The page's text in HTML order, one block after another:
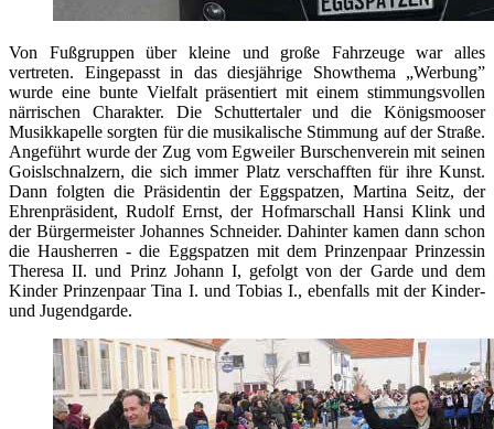
Von Fußgruppen über kleine und große Fahrzeuge war alles
vertreten. Eingepasst in das diesjährige Showthema „Werbung”
wurde eine bunte Vielfalt präsentiert mit einem stimmungsvollen
närrischen Charakter. Die Schuttertaler und die Königsmooser
Musikkapelle sorgten für die musikalische Stimmung auf der Straße.
Angeführt wurde der Zug vom Egweiler Burschenverein mit seinen
Goislschnalzern, die sich immer Platz verschafften für ihre Kunst.
Dann folgten die Präsidentin der Eggspatzen, Martina Seitz, der
Ehrenpräsident, Rudolf Ernst, der Hofmarschall Hansi Klink und
der Bürgermeister Johannes Schneider. Dahinter kamen dann schon
die Hausherren - die Eggspatzen mit dem Prinzenpaar Prinzessin
Theresa II. und Prinz Johann I, gefolgt von der Garde und dem
Kinder Prinzenpaar Tina I. und Tobias I., ebenfalls mit der Kinder-
und Jugendgarde.